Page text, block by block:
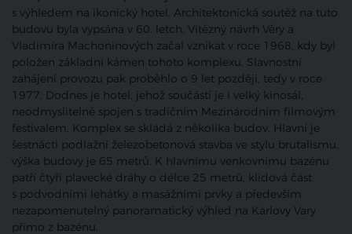
s výhledem na ikonický hotel. Architektonická soutěž na tuto
budovu byla vypsána v 60. letch. Vítězný návrh Věry a
Vladimíra Machoninových začal vznikat v roce 1968, kdy byl
položen základní kámen tohoto komplexu. Slavnostní
zahájení provozu pak proběhlo o 9 let později, tedy v roce
1977. Dodnes je hotel, jehož součástí je i velký kinosál,
neodmyslitelně spojen s tradičním Mezinárodním filmovým
festivalem. Komplex se skládá z několika budov. Hlavní je
šestnácti podlažní železobetonová stavba ve stylu brutalismu,
výška budovy je 65 metrů. K hlavnímu venkovnímu bazénu
patří čtyři plavecké dráhy o délce 25 metrů, klidová část
s podvodními lehátky a masážními prvky a především
nezapomenutelný panoramatický výhled na Karlovy Vary
přímo z bazénu.